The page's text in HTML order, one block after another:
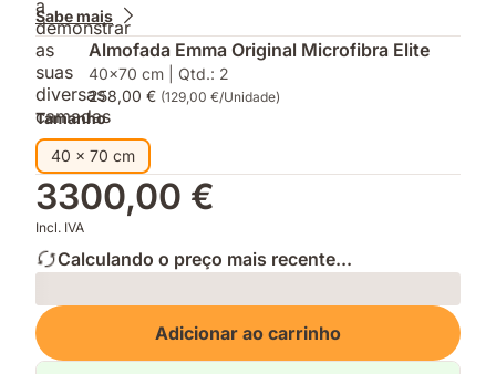
Sabe mais
Almofada Emma Original Microfibra Elite
40x70 cm | Qtd.: 2
258,00 € (129,00 €/Unidade)
Tamanho
40 x 70 cm
3300,00 €
Incl. IVA
Calculando o preço mais recente...
Loading
Adicionar ao carrinho